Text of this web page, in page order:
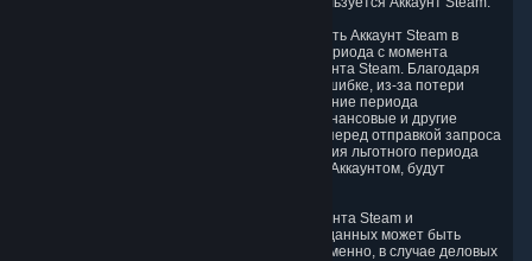
Мы предоставляем возможность восстановить Аккаунт Steam в
течение тридцатидневного (30) льготного периода с момента
отправки вашего запроса на удаление Аккаунта Steam. Благодаря
этой функции вы не потеряете Аккаунт по ошибке, из-за потери
учетных данных или хакерской атаки. В течение периода
приостановления мы сможем завершить финансовые и другие
операции, которые вы могли инициировать перед отправкой запроса
на удаление Аккаунта Steam. После окончания льготного периода
Персональные данные, связанные с вашим Аккаунтом, будут
В некоторых случаях удаление вашего Аккаунта Steam и
соответствующее удаление Персональных данных может быть
связано с определенными трудностями. А именно, в случае деловых